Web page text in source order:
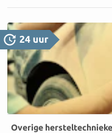
Overige